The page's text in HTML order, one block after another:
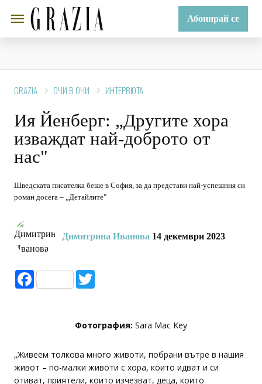
Абонирай се
GRAZIA ОЧИ В ОЧИ ИНТЕРВЮТА
Ия Йенберг: „Другите хора
изваждат най-доброто от
нас"
Шведската писателка беше в София, за да представи най-успешния си
роман досега – „Детайлите"
Димитрина Иванова 14 декември 2023
Facebook
Фотография: Sara Mac Key
„Живеем толкова много животи, побрани вътре в нашия
живот – по-малки животи с хора, които идват и си
отиват, приятели, които изчезват, деца, които